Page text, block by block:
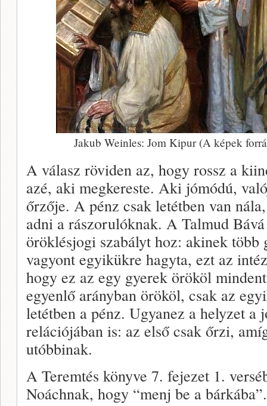
Jakub Weinles: Jom Kipur (A képek
A válasz röviden az, hogy rossz a
azé, aki megkereste. Aki jómódú,
őrzője. A pénz csak letétben van
adni a rászorulóknak. A Talmud
öröklésjogi szabályt hoz: akinek több
vagyont egyikükre hagyta, ezt az
hogy ez az egy gyerek örököl
egyenlő arányban örököl, csak az
letétben a pénz. Ugyanez a helyzet a
relációjában is: az első csak őrzi,
utóbbinak.
A Teremtés könyve 7. fejezet 1.
Noáchnak, hogy “menj be a